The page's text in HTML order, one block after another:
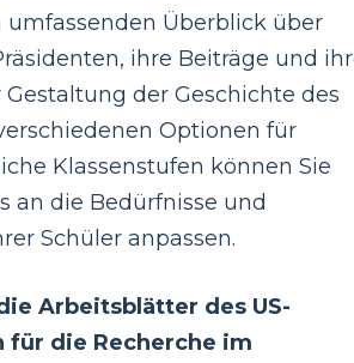
umfassenden Überblick über
ihre Beiträge und
Gestaltung der Geschichte des
Optionen für
Klassenstufen können Sie
an die Bedürfnisse und
Schüler anpassen.
Arbeitsblätter des US-
für die Recherche im